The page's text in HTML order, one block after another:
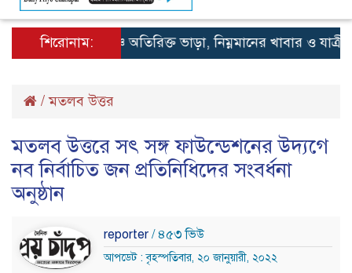
শিরোনাম:লঞ্চে অতিরিক্ত ভাড়া, নিম্নমানের খাবার ও যাত্রী
/মতলব উত্তর
মতলব উত্তরে সৎ সঙ্গ ফাউন্ডেশনের উদ্যগে
নব নির্বাচিত জন প্রতিনিধিদের সংবর্ধনা
অনুষ্ঠান
reporter / ৪৫৩ ভিউ
আপডেট : বৃহস্পতিবার, ২০ জানুয়ারী, ২০২২